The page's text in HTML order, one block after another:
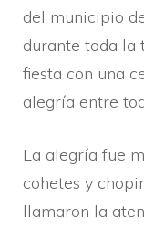
del municipio
durante toda la
fiesta con una
alegrí­a entre
La alegrí­a fue
cohetes y
llamaron la